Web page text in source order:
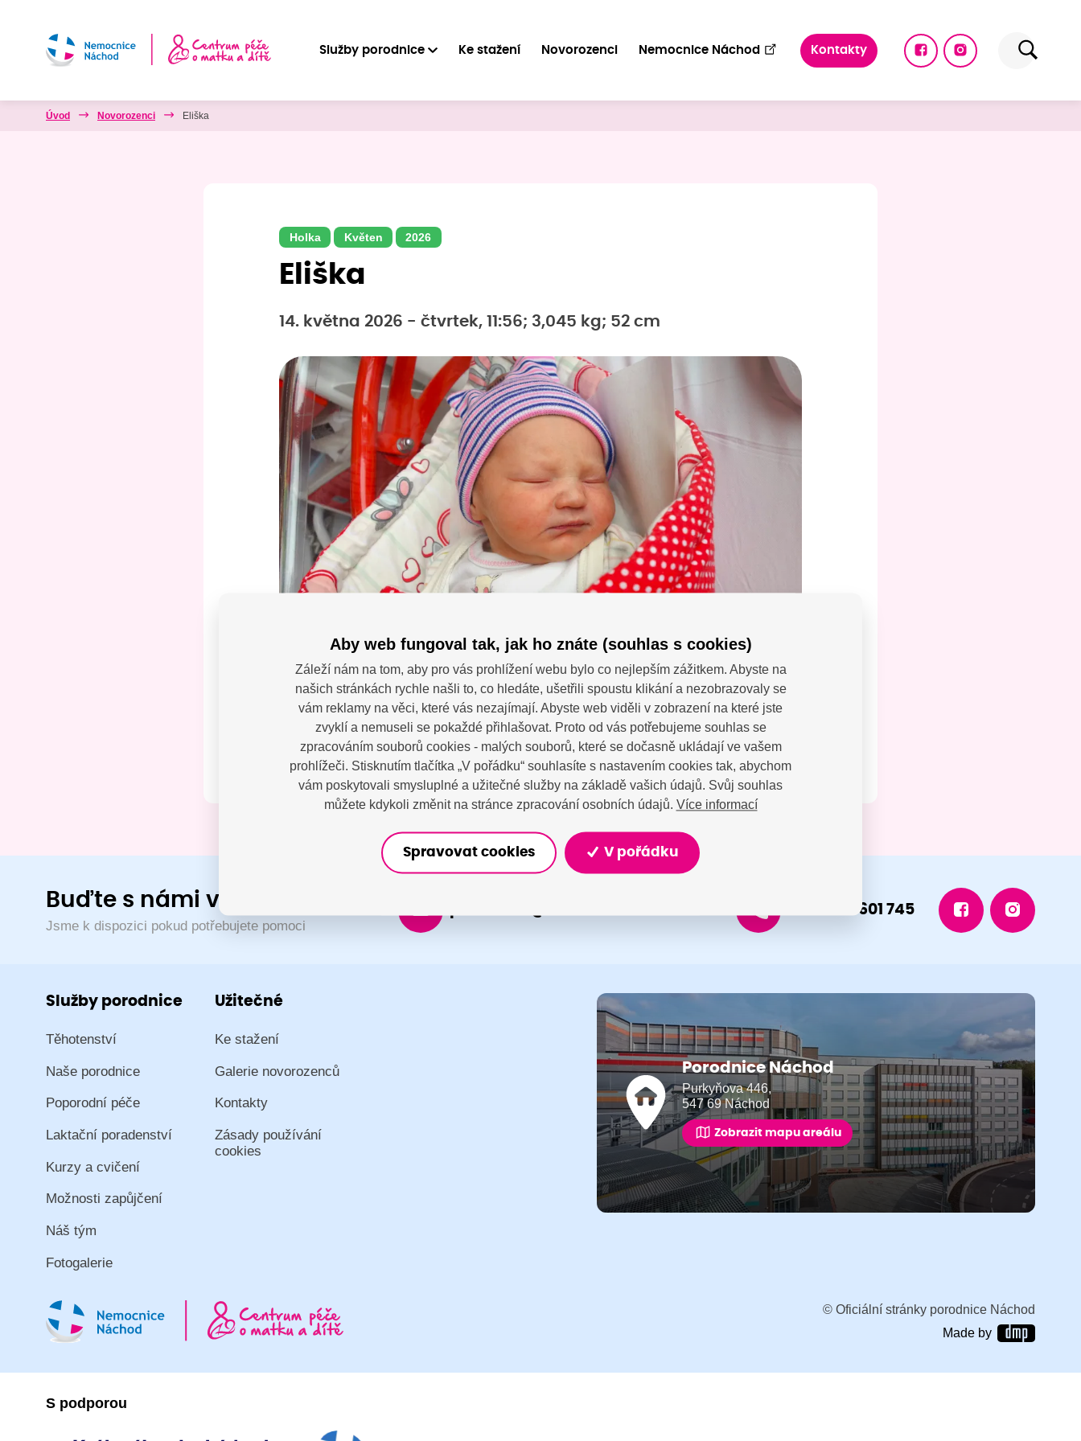
Služby porodnice Ke stažení Novorozenci Nemocnice Náchod Kontakty
Úvod Novorozenci Eliška
Holka Květen 2026
Eliška
14. května 2026 - čtvrtek, 11:56; 3,045 kg; 52 cm
Máte dotazy?
Kontaktujte nás
SDÍLEJTE:
Buďte s námi v kontaktu
Jsme k dispozici pokud potřebujete pomoci
+420 491 601 745
Služby porodnice
Těhotenství
Naše porodnice
Poporodní péče
Laktační poradenství
Kurzy a cvičení
Možnosti zapůjčení
Náš tým
Fotogalerie
Užitečné
Ke stažení
Galerie novorozenců
Kontakty
Zásady používání
cookies
Porodnice Náchod
Purkyňova 446,
547 69 Náchod
Zobrazit mapu areálu
© Oficiální stránky porodnice Náchod
Made by
S podporou
Aby web fungoval tak, jak ho znáte (souhlas s cookies)
Záleží nám na tom, aby pro vás prohlížení webu bylo co nejlepším zážitkem. Abyste na
našich stránkách rychle našli to, co hledáte, ušetřili spoustu klikání a nezobrazovaly se
vám reklamy na věci, které vás nezajímají. Abyste web viděli v zobrazení na které jste
zvyklí a nemuseli se pokaždé přihlašovat. Proto od vás potřebujeme souhlas se
zpracováním souborů cookies - malých souborů, které se dočasně ukládají ve vašem
prohlížeči. Stisknutím tlačítka „V pořádku“ souhlasíte s nastavením cookies tak, abychom
vám poskytovali smysluplné a užitečné služby na základě vašich údajů. Svůj souhlas
můžete kdykoli změnit na stránce zpracování osobních údajů. Více informací
Spravovat cookies V pořádku